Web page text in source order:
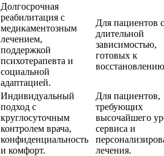
Долгосрочная
реабилитация с
медикаментозным
лечением,
поддержкой
психотерапевта и
социальной
адаптацией.
Для пациентов с
длительной
зависимостью,
готовых к
Индивидуальный
подход с
круглосуточным
контролем врача,
конфиденциальность
и комфорт.
Для пациентов,
требующих
высочайшего
сервиса и
лечения.